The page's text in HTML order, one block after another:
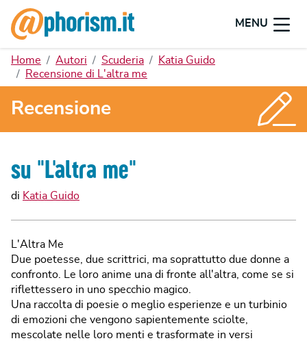
MENU
Home Autori Scuderia
Katia Guido
Recensione di L'altra me
Recensione
su "L'altra me"
di Katia Guido
L'Altra Me
Due poetesse, due scrittrici, ma soprattutto due donne a
confronto. Le loro anime una di fronte all'altra, come se si
riflettessero in uno specchio magico.
Una raccolta di poesie o meglio esperienze e un turbinio
di emozioni che vengono sapientemente sciolte,
mescolate nelle loro menti e trasformate in versi